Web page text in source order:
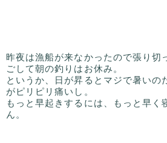
昨夜は漁船が来なかったので張り切
ごして朝の釣りはお休み。
というか、日が昇るとマジで暑いの
がピリピリ痛いし。
もっと早起きするには、もっと早く
ん。